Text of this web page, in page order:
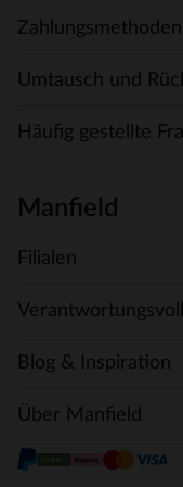
Zahlungsmethoden
Umtausch und
Häufig gestellte
Manfield
Filialen
Blog & Inspiration
Über Manfield